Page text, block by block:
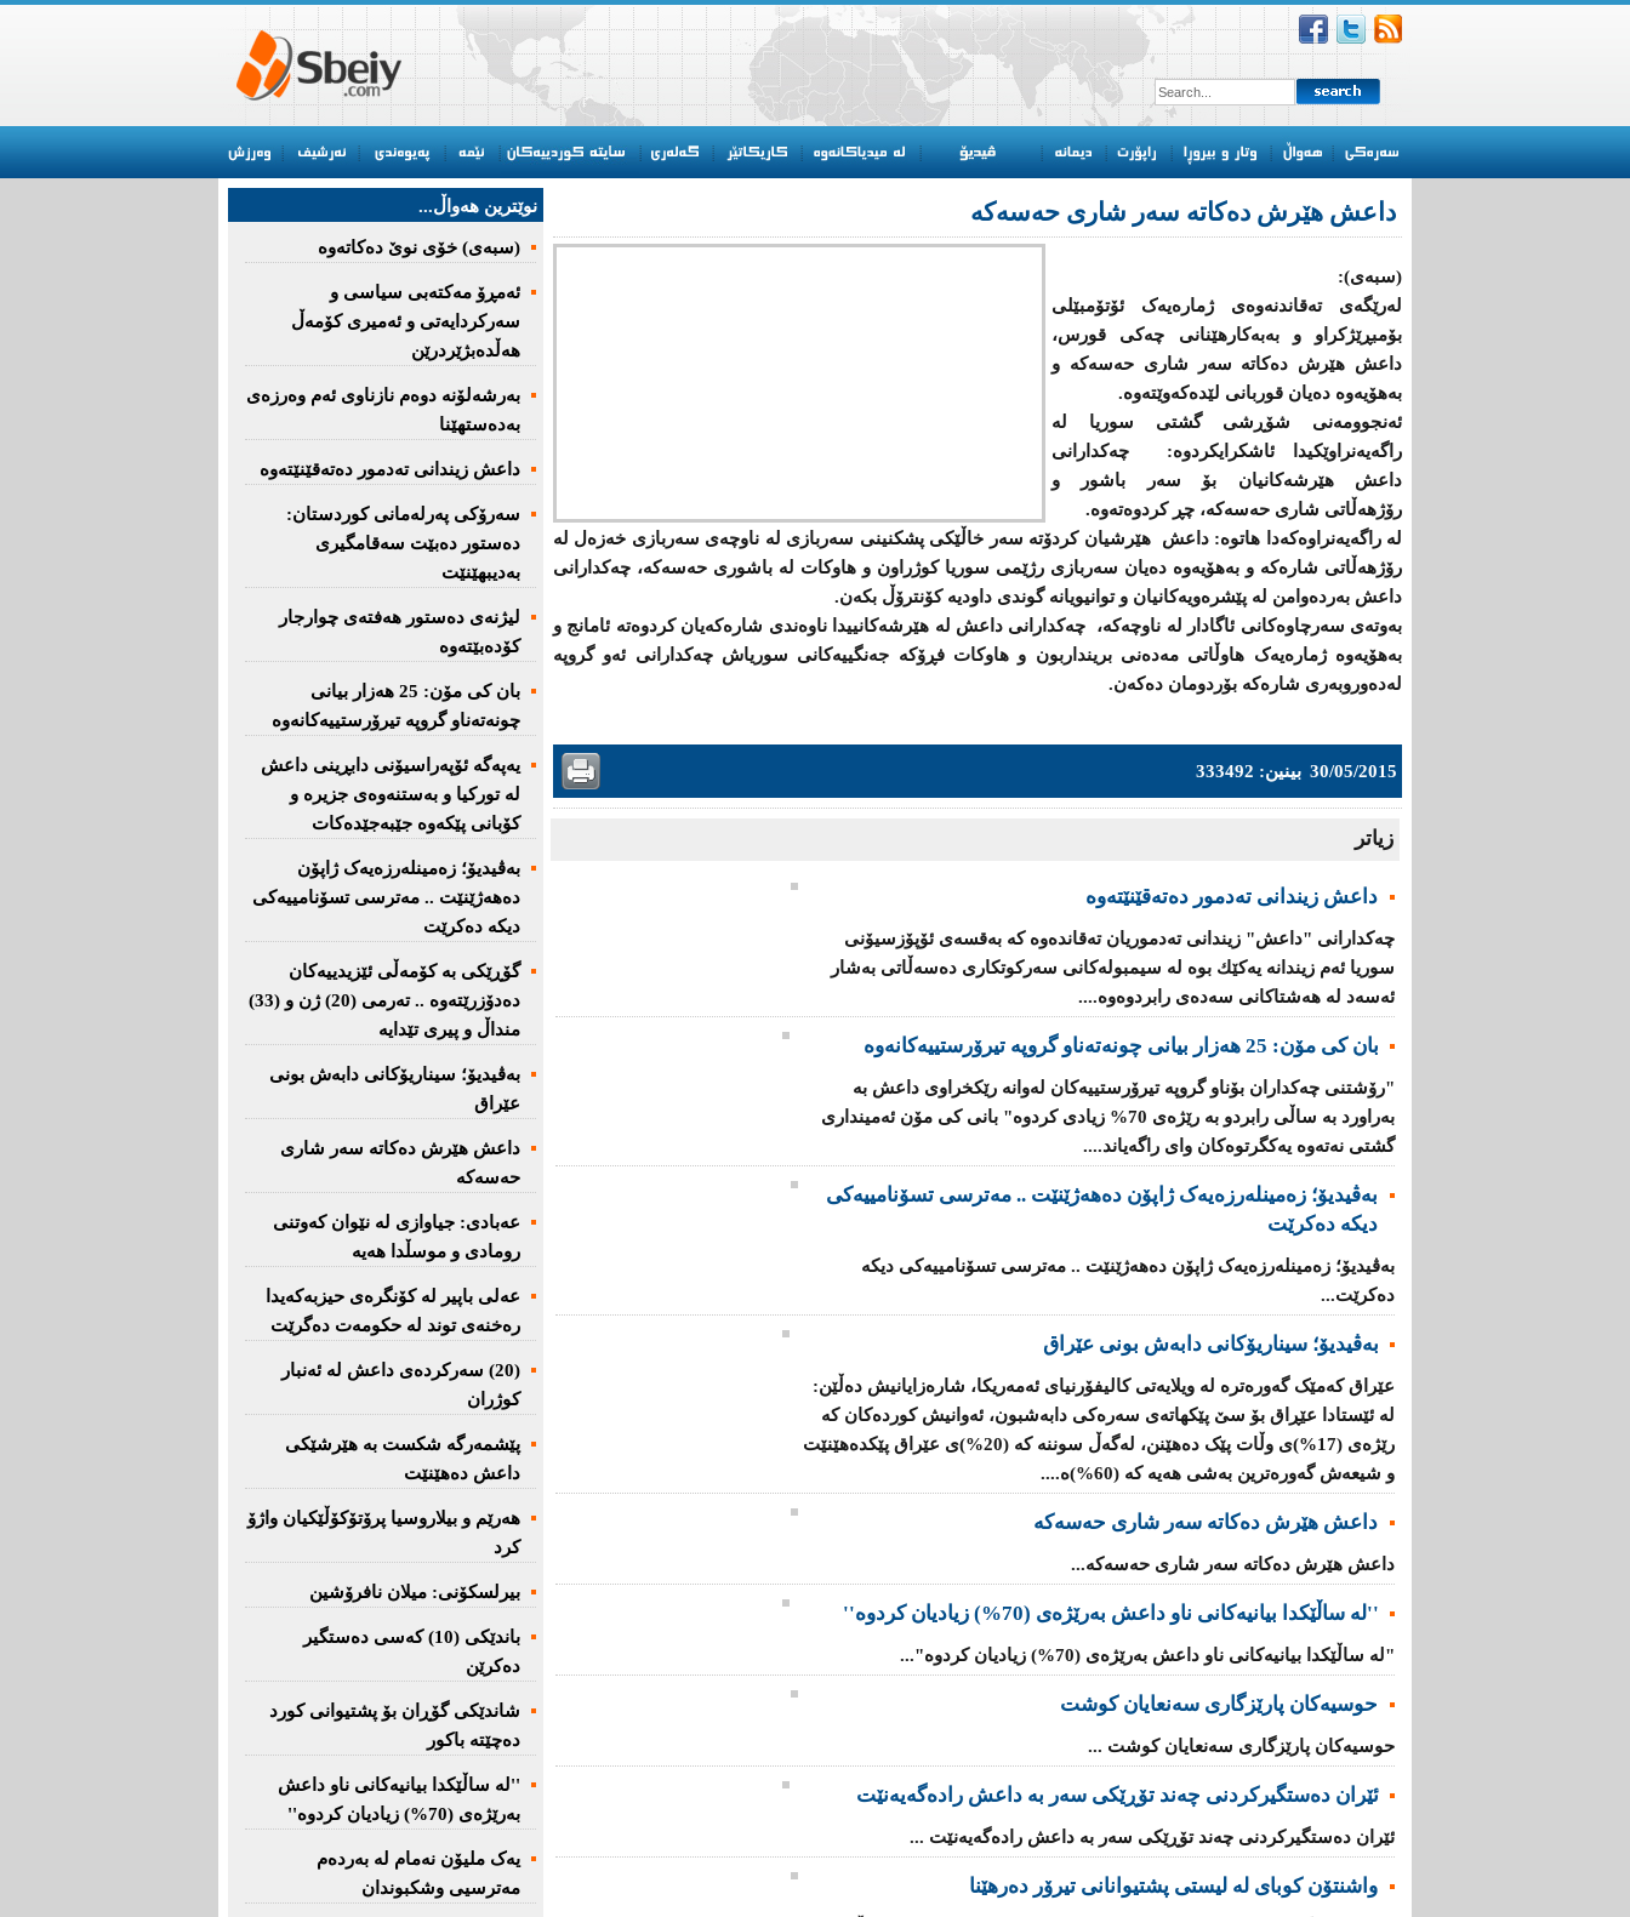
داعش هێرش دەکاتە سەر شاری حەسەکە
(سبەی):
لەرێگەی تەقاندنەوەی ژمارەیەک ئۆتۆمبێلی
بۆمبڕێژکراو و بەبەکارهێنانی چەکی قورس،
داعش هێرش دەکاتە سەر شاری حەسەکە و
بەهۆیەوە دەیان قوربانی لێدەکەوێتەوە.
ئەنجوومەنی شۆڕشی گشتی سوریا لە
راگەیەنراوێكیدا ئاشکرایکردوە: چەكدارانی
داعش هێرشەكانیان بۆ سەر باشور و
رۆژهەڵاتی شاری حەسەكە، چڕ كردوەتەوە.
لە راگەیەنراوەكەدا هاتوە: داعش هێرشیان كردۆتە سەر خاڵێكی پشكنینی سەربازی لە ناوچەی سەربازی خەزەل لە
رۆژهەڵاتی شارەكە و بەهۆیەوە دەیان سەربازی رژێمی سوریا كوژراون و هاوكات لە باشوری حەسەكە، چەكدارانی
داعش بەردەوامن لە پێشرەویەكانیان و توانیویانە گوندی داودیە كۆنترۆڵ بكەن.
‌بەوتەی سەرچاوەکانی ئاگادار لە ناوچەکە، چەکدارانی داعش لە هێرشەكانییدا ناوەندی شارەكەیان كردوەتە ئامانج و
بەهۆیەوە ژمارەیەک هاوڵاتی مەدەنی برینداربون و هاوكات فڕۆكە جەنگییەکانی سوریاش چەکدارانی ئەو گروپە
لەدەوروبەری شارەكە بۆردومان دەكەن.
30/05/2015 بینین: 333492
زیاتر
داعش زیندانی تەدمور دەتەقێنێتەوە
چەكدارانی "داعش" زیندانی تەدموریان تەقاندەوە كە بەقسەی ئۆپۆزسیۆنی
سوریا ئەم زیندانە یەكێك بوە لە سیمبولەكانی سەركوتكاری دەسەڵاتی بەشار
ئەسەد لە هەشتاكانی سەدەی رابردوەوە....
بان كی مۆن: 25 هەزار بیانی چونەتەناو گروپە تیرۆرستییەكانەوە
"رۆشتنی چەكداران بۆناو گروپە تیرۆرستییەكان لەوانە رێكخراوی داعش بە
بەراورد بە ساڵی رابردو بە رێژەی 70% زیادی كردوە" بانی كی مۆن ئەمینداری
گشتی نەتەوە یەكگرتوەكان وای راگەیاند....
بەڤیدیۆ؛ زەمینلەرزەیەک ژاپۆن دەهەژێنێت .. مەترسی تسۆنامییەکی
دیکە دەکرێت
بەڤیدیۆ؛ زەمینلەرزەیەک ژاپۆن دەهەژێنێت .. مەترسی تسۆنامییەکی دیکە
دەکرێت...
بەڤیدیۆ؛ سیناریۆکانی دابەش بونی عێراق
عێراق کەمێک گەورەترە لە ویلایەتی کالیفۆرنیای ئەمەریکا، شارەزایانیش دەڵێن:
لە ئێستادا عێڕاق بۆ سێ پێکهاتەی سەرەکی دابەشبون، ئەوانیش کوردەکان کە
رێژەی (17%)ی وڵات پێک دەهێنن، لەگەڵ سوننە کە (20%)ی عێراق پێکدەهێنێت
و شیعەش گەورەترین بەشی هەیە کە (60%)ە....
داعش هێرش دەکاتە سەر شاری حەسەکە
داعش هێرش دەکاتە سەر شاری حەسەکە...
''لە ساڵێکدا بیانیه‌كانی ناو داعش بەرێژەى (70%) زیادیان کردوە''
"لە ساڵێکدا بیانیه‌كانی ناو داعش بەرێژەى (70%) زیادیان کردوە"...
حوسیەکان پارێزگارى سەنعایان کوشت
حوسیەکان پارێزگارى سەنعایان کوشت ...
ئێران دەستگیرکردنى چه‌ند تۆڕێكی‌ سه‌ر به‌ داعش رادەگەیەنێت
ئێران دەستگیرکردنى چه‌ند تۆڕێكی‌ سه‌ر به‌ داعش رادەگەیەنێت ...
واشنتۆن كوبای لە لیستی پشتیوانانی تیرۆر دەرهێنا
نوێترین هه‌واڵ...
(سبەى) خۆى نوێ دەکاتەوە
ئه‌مڕۆ مه‌كته‌بی‌ سیاسی‌ و
سه‌ركردایه‌تی‌ و ئه‌میری‌ كۆمه‌ڵ
هەڵدەبژێردرێن
به‌رشه‌لۆنه‌ دوه‌م نازناوی ئه‌م وه‌رزه‌ی
به‌ده‌ستهێنا
داعش زیندانی تەدمور دەتەقێنێتەوە
سەرۆكی پەرلەمانی كوردستان:
دەستور دەبێت سەقامگیری
بەدیبهێنێت
لیژنەی دەستور هەفتەی چوارجار
كۆدەبێتەوە
بان كی مۆن: 25 هەزار بیانی
چونەتەناو گروپە تیرۆرستییەكانەوە
یەپەگە ئۆپەراسیۆنی دابڕینی داعش
لە تورکیا و بەستنەوەی جزیرە و
کۆبانی پێکەوە جێبەجێدەکات
بەڤیدیۆ؛ زەمینلەرزەیەک ژاپۆن
دەهەژێنێت .. مەترسی تسۆنامییەکی
دیکە دەکرێت
گۆڕێکی بە کۆمەڵی ئێزیدییەکان
دەدۆزرێتەوە .. تەرمی (20) ژن و (33)
منداڵ و پیری تێدایە
بەڤیدیۆ؛ سیناریۆکانی دابەش بونی
عێراق
داعش هێرش دەکاتە سەر شاری
حەسەکە
عه‌بادی: جیاوازی له‌ نێوان کەوتنی
رومادی و موسڵدا هه‌یه‌
عەلی باپیر لە کۆنگرەی حیزبەکەیدا
رەخنەی توند لە حکومەت دەگرێت
(20) سه‌ركرده‌ی داعش لە ئەنبار
کوژران
پێشمەرگە شكست بە هێرشێكی
داعش دەهێنێت
هەرێم و بیلاروسیا پرۆتۆکۆڵێکیان واژۆ
کرد
بیرلسكۆنی: میلان نافرۆشین
باندێکی (10) کەسى دەستگیر
دەکرێن
شاندێکى گۆڕان بۆ پشتیوانی کورد
دەچێتە باکور
''لە ساڵێکدا بیانیه‌كانی ناو داعش
بەرێژەى (70%) زیادیان کردوە''
یەک ملیۆن نەمام لە بەردەم
مەترسیی وشکبوندان